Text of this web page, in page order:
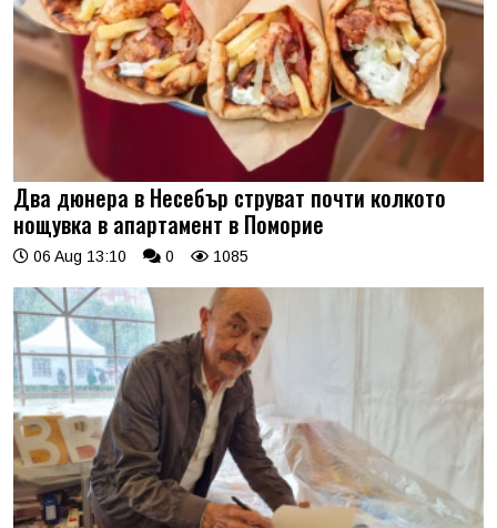
Два дюнера в Несебър струват почти колкото
нощувка в апартамент в Поморие
06 Aug 13:10 0 1085